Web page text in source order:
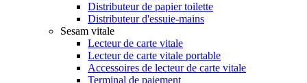
Distributeur de papier toilette
Distributeur d'essuie-mains
Sesam vitale
Lecteur de carte vitale
Lecteur de carte vitale portable
Accessoires de lecteur de carte vitale
Terminal de paiement